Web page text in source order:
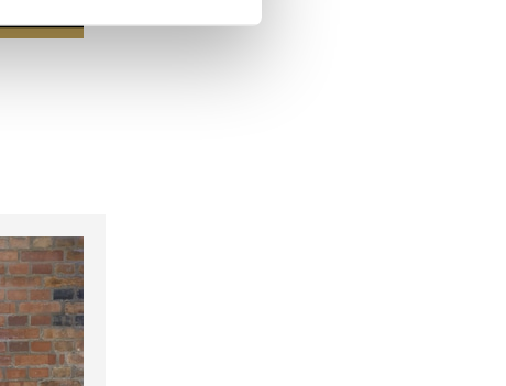
anbieten zu können
führen diese Informationen
im Rahmen Ihrer Nutzung